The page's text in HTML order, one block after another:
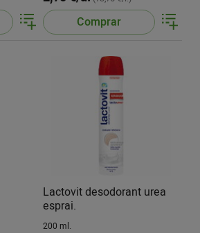
Comprar
Lactovit desodorant urea
esprai.
200 ml.